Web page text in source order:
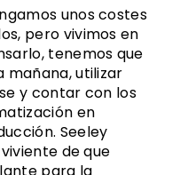
unos costes
pero vivimos en
tenemos que
mañana, utilizar
y contar con los
en
Seeley
de que